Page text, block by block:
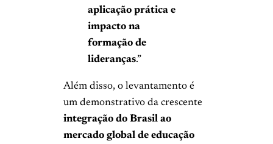
aplicação prática e
impacto na
formação de
lideranças.”
Além disso, o levantamento é
um demonstrativo da crescente
integração do Brasil ao
mercado global de educação